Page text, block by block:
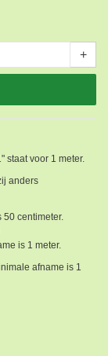
+
staat voor 1 meter.
anders
centimeter.
is 1 meter.
afname is 1